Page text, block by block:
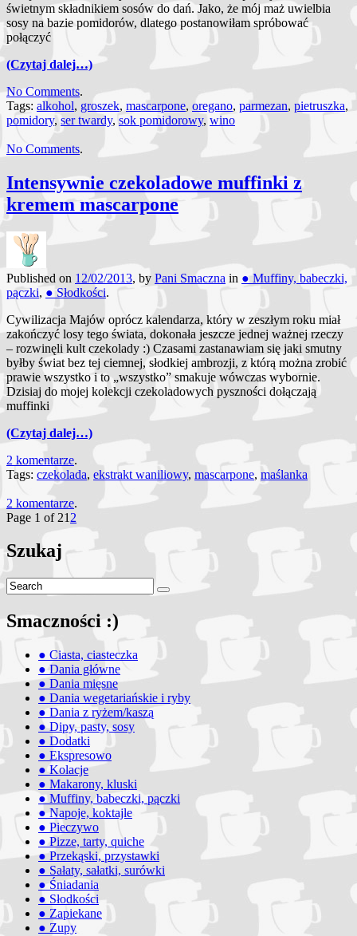
świetnym składnikiem sosów do dań. Jako, że mój maż uwielbia
sosy na bazie pomidorów, dlatego postanowiłam spróbować
połączyć
(Czytaj dalej…)
No Comments.
Tags: alkohol, groszek, mascarpone, oregano, parmezan, pietruszka,
pomidory, ser twardy, sok pomidorowy, wino
No Comments.
Intensywnie czekoladowe muffinki z
kremem mascarpone
Published on 12/02/2013, by Pani Smaczna in ● Muffiny, babeczki,
pączki, ● Słodkości.
Cywilizacja Majów oprócz kalendarza, który w zeszłym roku miał
zakończyć losy tego świata, dokonała jeszcze jednej ważnej rzeczy
– rozwinęli kult czekolady :) Czasami zastanawiam się jaki smutny
byłby świat bez tej ciemnej, słodkiej ambrozji, z którą można zrobić
prawie wszystko i to „wszystko” smakuje wówczas wybornie.
Dzisiaj do mojej kolekcji czekoladowych pyszności dołączają
muffinki
(Czytaj dalej…)
2 komentarze.
Tags: czekolada, ekstrakt waniliowy, mascarpone, maślanka
2 komentarze.
Page 1 of 21 2
Szukaj
Smaczności :)
● Ciasta, ciasteczka
● Dania główne
● Dania mięsne
● Dania wegetariańskie i ryby
● Dania z ryżem/kaszą
● Dipy, pasty, sosy
● Dodatki
● Ekspresowo
● Kolacje
● Makarony, kluski
● Muffiny, babeczki, pączki
● Napoje, koktajle
● Pieczywo
● Pizze, tarty, quiche
● Przekąski, przystawki
● Sałaty, sałatki, surówki
● Śniadania
● Słodkości
● Zapiekane
● Zupy